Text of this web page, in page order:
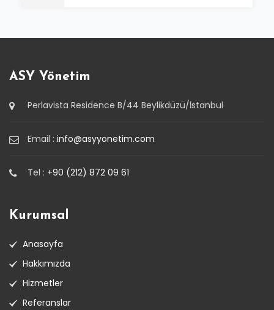
ASY Yönetim
Perlavista Residence B/44 Beylikdüzü/İstanbul
Email : info@asyyonetim.com
Tel : +90 (212) 872 09 61
Kurumsal
Anasayfa
Hakkımızda
Hizmetler
Referanslar